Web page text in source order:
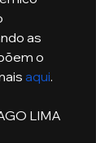
as
o
aqui.
LIMA